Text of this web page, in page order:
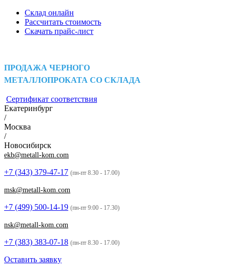
Склад онлайн
Рассчитать стоимость
Скачать прайс-лист
ПРОДАЖА ЧЕРНОГО
МЕТАЛЛОПРОКАТА СО СКЛАДА
Сертификат соответствия
Екатеринбург
/
Москва
/
Новосибирск
ekb@metall-kom.com
+7 (343) 379-47-17 (пн-пт 8.30 - 17.00)
msk@metall-kom.com
+7 (499) 500-14-19 (пн-пт 9:00 - 17.30)
nsk@metall-kom.com
+7 (383) 383-07-18 (пн-пт 8.30 - 17.00)
Оставить заявку